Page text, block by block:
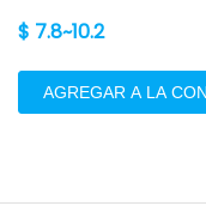
$ 7.8~10.2
AGREGAR A LA